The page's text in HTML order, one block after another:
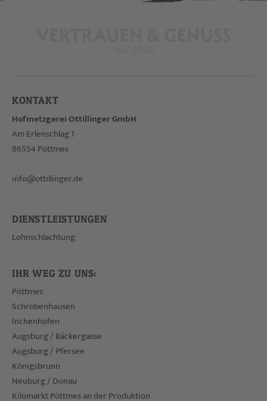
KONTAKT
Hofmetzgerei Ottillinger GmbH
Am Erlenschlag 1
86554Pöttmes
info@ottillinger.de
DIENSTLEISTUNGEN
Lohnschlachtung
IHR WEG ZU UNS:
Pöttmes
Schrobenhausen
Inchenhofen
Augsburg / Bäckergasse
Augsburg / Pfersee
Königsbrunn
Neuburg / Donau
Kilomarkt Pöttmes an der Produktion